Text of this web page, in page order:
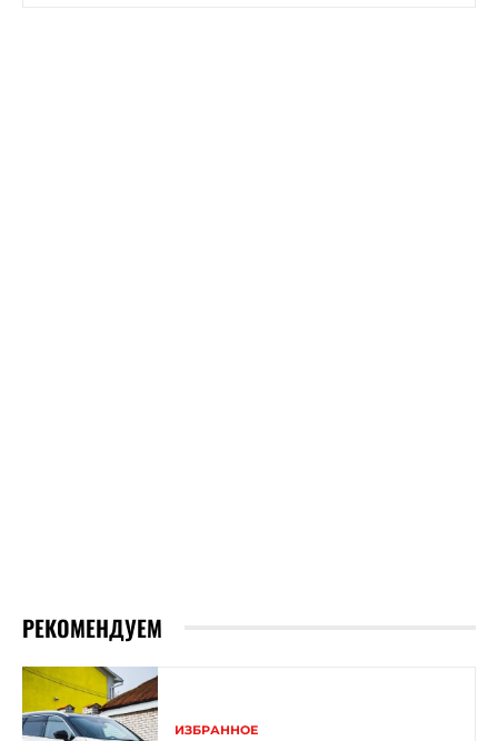
РЕКОМЕНДУЕМ
ИЗБРАННОЕ